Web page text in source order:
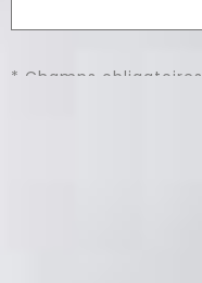
* Champs obligatoires